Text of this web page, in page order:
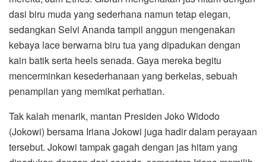
dasi biru muda yang sederhana namun tetap elegan,
sedangkan Selvi Ananda tampil anggun mengenakan
kebaya lace berwarna biru tua yang dipadukan dengan
kain batik serta heels senada. Gaya mereka begitu
mencerminkan kesederhanaan yang berkelas, sebuah
penampilan yang memikat perhatian.
Tak kalah menarik, mantan Presiden Joko Widodo
(Jokowi) bersama Iriana Jokowi juga hadir dalam perayaan
tersebut. Jokowi tampak gagah dengan jas hitam yang